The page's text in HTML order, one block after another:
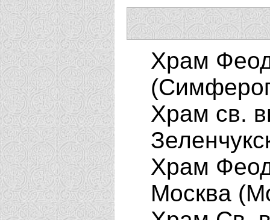
Храм
Храм св.
Храм
Москва